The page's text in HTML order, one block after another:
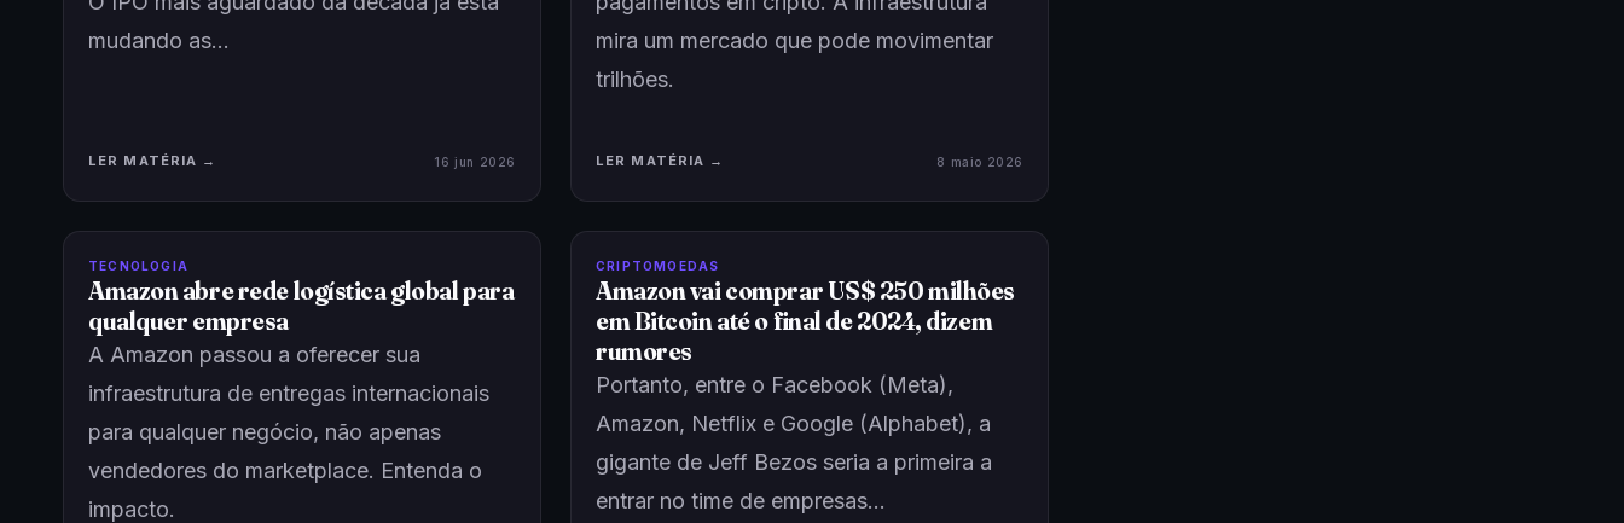
mudando as…
LER MATÉRIA → 16 jun 2026
mira um mercado que pode movimentar
trilhões.
LER MATÉRIA → 8 maio 2026
TECNOLOGIA
Amazon abre rede logística global para
qualquer empresa
A Amazon passou a oferecer sua
infraestrutura de entregas internacionais
para qualquer negócio, não apenas
vendedores do marketplace. Entenda o
impacto.
CRIPTOMOEDAS
Amazon vai comprar US$ 250 milhões
em Bitcoin até o final de 2024, dizem
rumores
Portanto, entre o Facebook (Meta),
Amazon, Netflix e Google (Alphabet), a
gigante de Jeff Bezos seria a primeira a
entrar no time de empresas…